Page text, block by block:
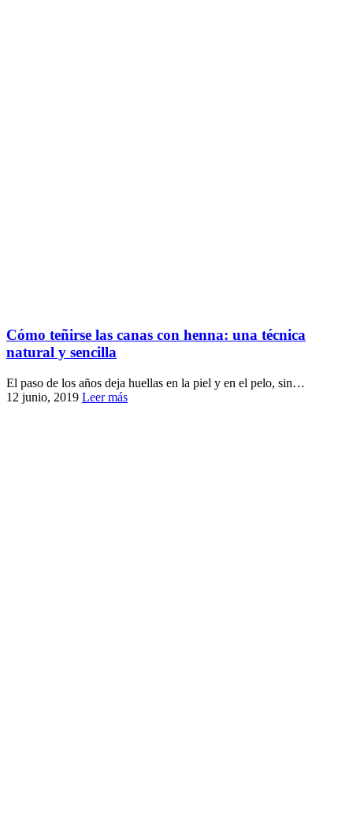
Cómo teñirse las canas con henna: una técnica
natural y sencilla
El paso de los años deja huellas en la piel y en el pelo, sin…
12 junio, 2019 Leer más